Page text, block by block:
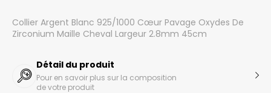
Collier Argent Blanc 925/1000 Cœur Pavage Oxydes De
Zirconium Maille Cheval Largeur 2.8mm 45cm
Détail du produit
Pour en savoir plus sur la composition
de votre produit